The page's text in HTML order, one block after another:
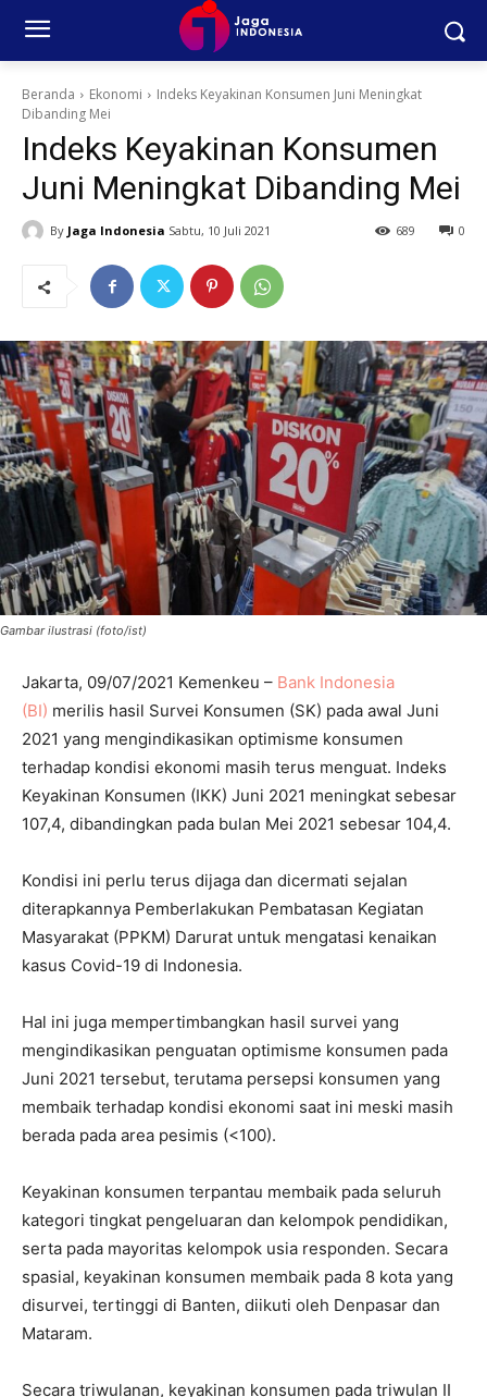
Beranda Ekonomi
Indeks Keyakinan Konsumen Juni Meningkat
Dibanding Mei
Indeks Keyakinan Konsumen
Juni Meningkat Dibanding Mei
By Jaga Indonesia Sabtu, 10 Juli 2021 0
689
Gambar ilustrasi (foto/ist)
Jakarta, 09/07/2021 Kemenkeu – Bank Indonesia
(BI) merilis hasil Survei Konsumen (SK) pada awal Juni
2021 yang mengindikasikan optimisme konsumen
terhadap kondisi ekonomi masih terus menguat. Indeks
Keyakinan Konsumen (IKK) Juni 2021 meningkat sebesar
107,4, dibandingkan pada bulan Mei 2021 sebesar 104,4.
Kondisi ini perlu terus dijaga dan dicermati sejalan
diterapkannya Pemberlakukan Pembatasan Kegiatan
Masyarakat (PPKM) Darurat untuk mengatasi kenaikan
kasus Covid-19 di Indonesia.
Hal ini juga mempertimbangkan hasil survei yang
mengindikasikan penguatan optimisme konsumen pada
Juni 2021 tersebut, terutama persepsi konsumen yang
membaik terhadap kondisi ekonomi saat ini meski masih
berada pada area pesimis (<100).
Keyakinan konsumen terpantau membaik pada seluruh
kategori tingkat pengeluaran dan kelompok pendidikan,
serta pada mayoritas kelompok usia responden. Secara
spasial, keyakinan konsumen membaik pada 8 kota yang
disurvei, tertinggi di Banten, diikuti oleh Denpasar dan
Mataram.
Secara triwulanan, keyakinan konsumen pada triwulan II